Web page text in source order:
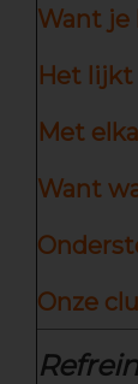
Want
Het lijkt
Met
Want
Onze